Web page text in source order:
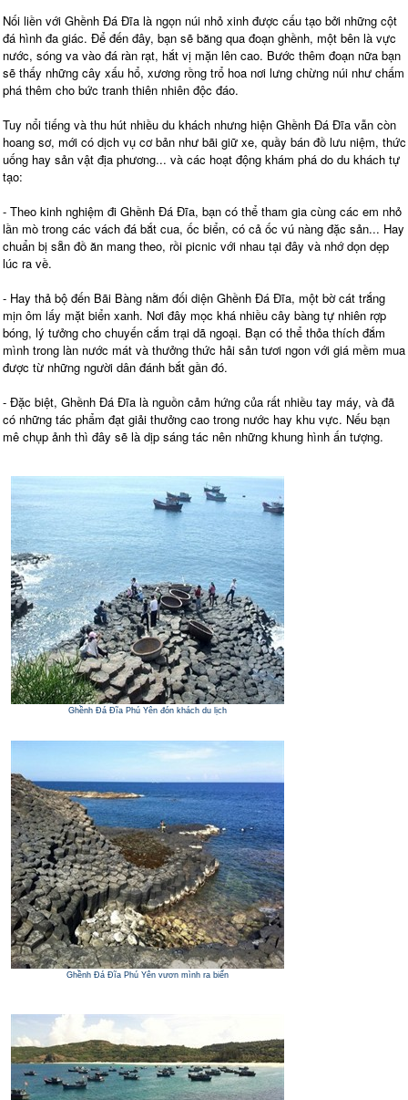
Nối liền với Ghềnh Đá Đĩa là ngọn núi nhỏ xinh được cấu tạo bởi những cột
đá hình đa giác. Để đến đây, bạn sẽ băng qua đoạn ghềnh, một bên là vực
nước, sóng va vào đá ràn rạt, hắt vị mặn lên cao. Bước thêm đoạn nữa bạn
sẽ thấy những cây xấu hổ, xương rồng trổ hoa nơi lưng chừng núi như chấm
phá thêm cho bức tranh thiên nhiên độc đáo.
Tuy nổi tiếng và thu hút nhiều du khách nhưng hiện Ghềnh Đá Đĩa vẫn còn
hoang sơ, mới có dịch vụ cơ bản như bãi giữ xe, quầy bán đồ lưu niệm, thức
uống hay sản vật địa phương... và các hoạt động khám phá do du khách tự
tạo:
- Theo kinh nghiệm đi Ghềnh Đá Đĩa, bạn có thể tham gia cùng các em nhỏ
lần mò trong các vách đá bắt cua, ốc biển, có cả ốc vú nàng đặc sản... Hay
chuẩn bị sẵn đồ ăn mang theo, rồi picnic với nhau tại đây và nhớ dọn dẹp
lúc ra về.
- Hay thả bộ đến Bãi Bàng nằm đối diện Ghềnh Đá Đĩa, một bờ cát trắng
mịn ôm lấy mặt biển xanh. Nơi đây mọc khá nhiều cây bàng tự nhiên rợp
bóng, lý tưởng cho chuyến cắm trại dã ngoại. Bạn có thể thỏa thích đắm
mình trong làn nước mát và thưởng thức hải sản tươi ngon với giá mềm mua
được từ những người dân đánh bắt gần đó.
- Đặc biệt, Ghềnh Đá Đĩa là nguồn cảm hứng của rất nhiều tay máy, và đã
có những tác phẩm đạt giải thưởng cao trong nước hay khu vực. Nếu bạn
mê chụp ảnh thì đây sẽ là dịp sáng tác nên những khung hình ấn tượng.
Ghềnh Đá Đĩa Phú Yên đón khách du lịch
Ghềnh Đá Đĩa Phú Yên vươn mình ra biển